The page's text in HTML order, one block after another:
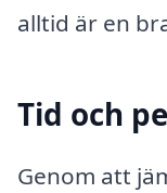
alltid är en
Tid och
Genom att